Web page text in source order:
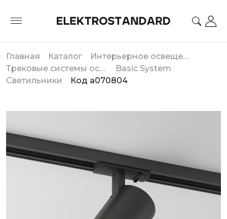
Главная Каталог
Интерьерное освещение
Трековые системы освещения
Basic System
Светильники
Код a070804